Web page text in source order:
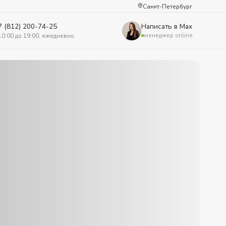
Санкт-Петербург
(812) 200-74-25
до 19:00, ежедневно
Написать в Max
менеджер online